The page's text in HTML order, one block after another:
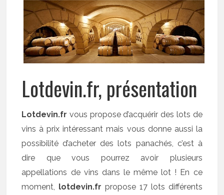
Lotdevin.fr, présentation
Lotdevin.fr vous propose d’acquérir des lots de
vins à prix intéressant mais vous donne aussi la
possibilité d’acheter des lots panachés, c’est à
dire que vous pourrez avoir plusieurs
appellations de vins dans le même lot ! En ce
moment, lotdevin.fr propose 17 lots différents